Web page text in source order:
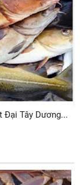
Đại Tây Dương...